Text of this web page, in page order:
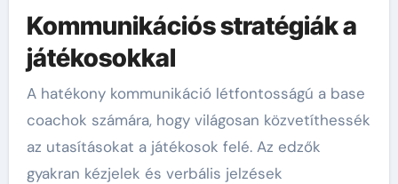
Kommunikációs stratégiák a
játékosokkal
A hatékony kommunikáció létfontosságú a base
coachok számára, hogy világosan közvetíthessék
az utasításokat a játékosok felé. Az edzők
gyakran kézjelek és verbális jelzések